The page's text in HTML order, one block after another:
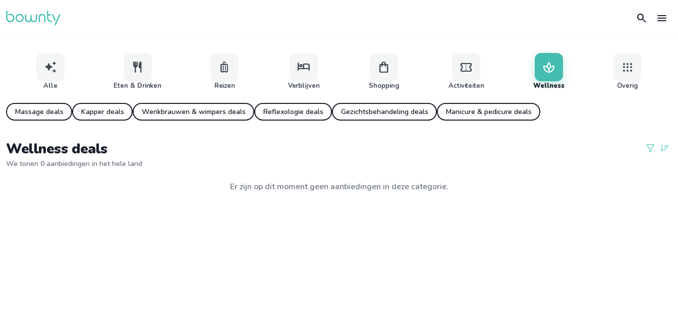
search menu
auto_awesome
Alle
restaurant
Eten & Drinken
luggage
Reizen
hotel
Verblijven
shopping_bag
Shopping
confirmation_number
Activiteiten
spa
Wellness
apps
Overig
Massage deals Kapper deals Wenkbrauwen & wimpers deals Reflexologie deals Gezichtsbehandeling deals Manicure & pedicure deals
Wellness deals
We tonen 0 aanbiedingen in het hele land
Er zijn op dit moment geen aanbiedingen in deze categorie.